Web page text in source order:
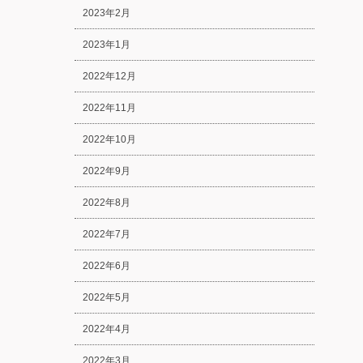
2023年2月
2023年1月
2022年12月
2022年11月
2022年10月
2022年9月
2022年8月
2022年7月
2022年6月
2022年5月
2022年4月
2022年3月